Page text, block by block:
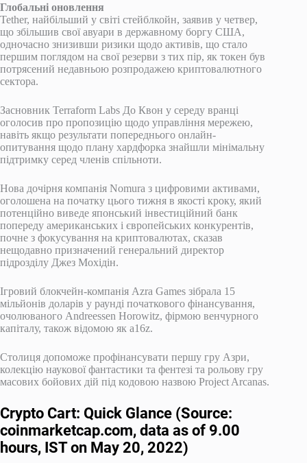
Глобальні оновлення
Tether, найбільший у світі стейблкойн, заявив у четвер,
що збільшив свої авуари в державному боргу США,
одночасно знизивши ризики щодо активів, що стало
першим поглядом на свої резерви з тих пір, як токен був
потрясений недавньою розпродажею криптовалютного
сектора.
Засновник Terraform Labs До Квон у середу вранці
оголосив про пропозицію щодо управління мережею,
навіть якщо результати попереднього онлайн-
опитування щодо плану хардфорка знайшли мінімальну
підтримку серед членів спільноти.
Нова дочірня компанія Nomura з цифровими активами,
оголошена на початку цього тижня в якості кроку, який
потенційно виведе японський інвестиційний банк
попереду американських і європейських конкурентів,
почне з фокусування на криптовалютах, сказав
нещодавно призначений генеральний директор
підрозділу Джез Мохідін.
Ігровий блокчейн-компанія Azra Games зібрала 15
мільйонів доларів у раунді початкового фінансування,
очолюваного Andreessen Horowitz, фірмою венчурного
капіталу, також відомою як a16z.
Столиця допоможе профінансувати першу гру Азри,
колекцію наукової фантастики та фентезі та рольову гру
масових бойових дій під кодовою назвою Project Arcanas.